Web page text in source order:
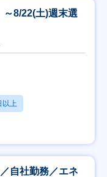
8/22(土)週末選
以上
自社勤務／エネ